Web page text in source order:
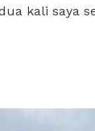
kali saya